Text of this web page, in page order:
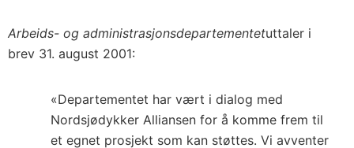
Arbeids- og administrasjonsdepartementetuttaler i
brev 31. august 2001:
«Departementet har vært i dialog med
Nordsjødykker Alliansen for å komme frem til
et egnet prosjekt som kan støttes. Vi avventer